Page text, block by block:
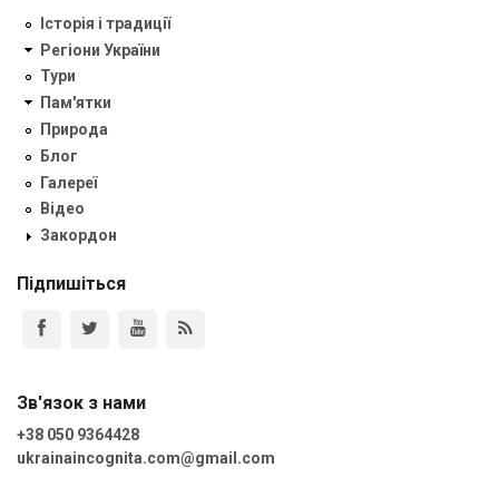
Історія і традиції
Регіони України
Тури
Пам'ятки
Природа
Блог
Галереї
Відео
Закордон
Підпишіться
Зв'язок з нами
+38 050 9364428
ukrainaincognita.com@gmail.com